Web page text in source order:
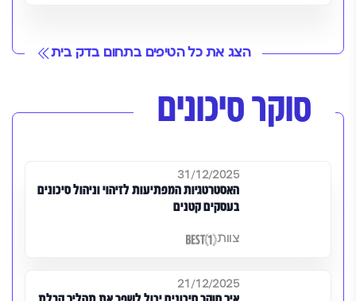
הצג את כל הטיפים בתחום בדק בית
סוקר סיכונים
31/12/2025
האסטרטגיות המפתיעות לזיהוי וניהול סיכונים
בעסקים קטנים
צוות
21/12/2025